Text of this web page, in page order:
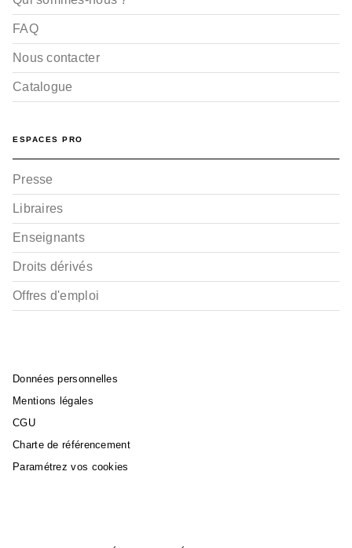
FAQ
Nous contacter
Catalogue
ESPACES PRO
Presse
Libraires
Enseignants
Droits dérivés
Offres d'emploi
Données personnelles
Mentions légales
CGU
Charte de référencement
Paramétrez vos cookies